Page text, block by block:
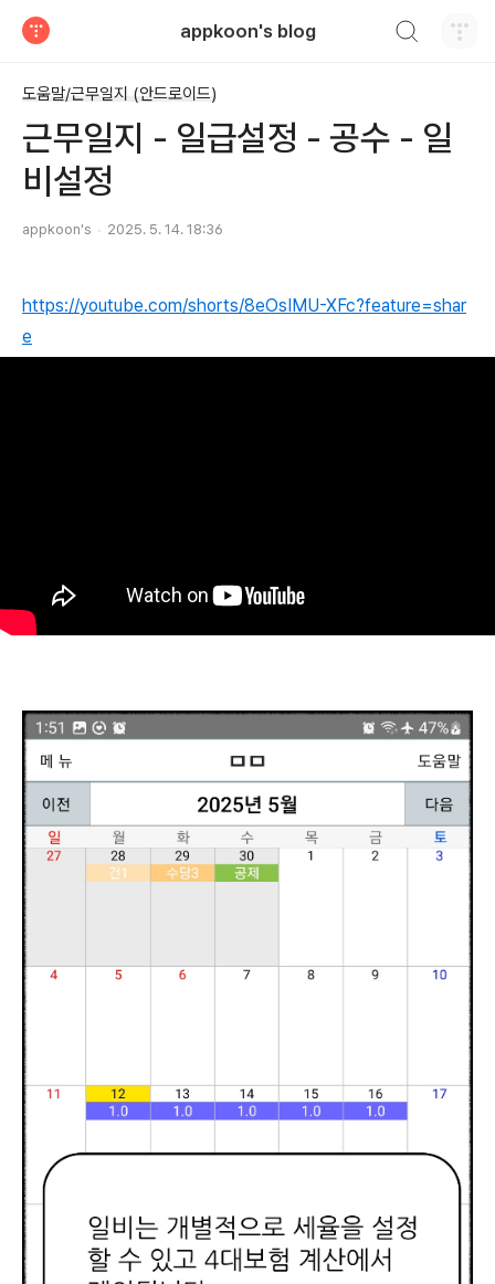
appkoon's blog
도움말/근무일지 (안드로이드)
근무일지 - 일급설정 - 공수 - 일
비설정
appkoon's 2025. 5. 14. 18:36
https://youtube.com/shorts/8eOsIMU-XFc?feature=shar
e